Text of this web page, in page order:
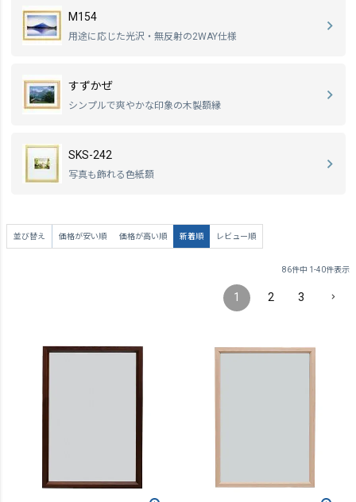
M154
用途に応じた光沢・無反射の2WAY仕様
すずかぜ
シンプルで爽やかな印象の木製額縁
SKS-242
写真も飾れる色紙額
並び替え 価格が安い順 価格が高い順 新着順 レビュー順
86件中 1 -40件表示
1 2 3